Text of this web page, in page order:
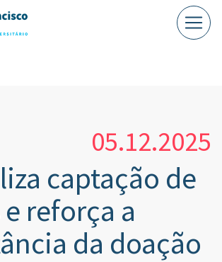
05.12.2025
captação de
reforça a
da doação